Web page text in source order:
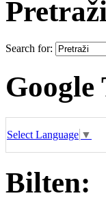
Search for:
Google
Select Language ▼
Bilten: